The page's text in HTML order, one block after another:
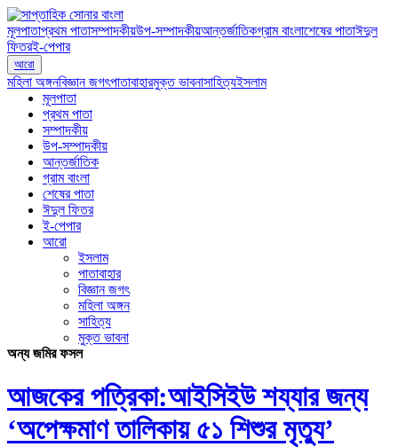
মূলপাতাপ্রথম পাতাসম্পাদকীয়উপ-সম্পাদকীয়আন্তর্জাতিকগ্রাম বাংলাশেষের পাতাঈদুল
ফিতরই-পেপার
আরো
মহিলা অঙ্গনবিজ্ঞান জগৎপাতাবাহারমুক্ত ভাবনাসাহিত্যইসলাম
মূলপাতা
প্রথম পাতা
সম্পাদকীয়
উপ-সম্পাদকীয়
আন্তর্জাতিক
গ্রাম বাংলা
শেষের পাতা
ঈদুল ফিতর
ই-পেপার
আরো
ইসলাম
পাতাবাহার
বিজ্ঞান জগৎ
মহিলা অঙ্গন
সাহিত্য
মুক্ত ভাবনা
অন্য জমির ফসল
আজকের পত্রিকা:আইসিইউ শয্যার জন্য
‘অপেক্ষমাণ তালিকায় ৫১ শিশুর মৃত্যু’